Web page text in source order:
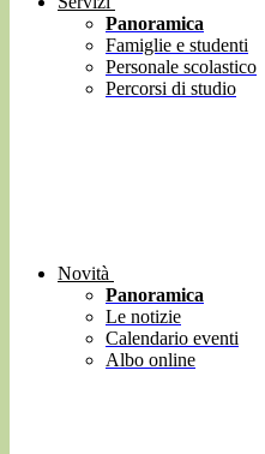
Panoramica
Famiglie e studenti
Personale scolastico
Percorsi di studio
Novità
Panoramica
Le notizie
Calendario eventi
Albo online